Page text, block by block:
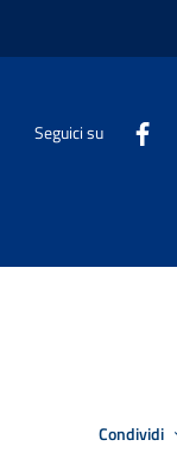
Seguici su
Condividi